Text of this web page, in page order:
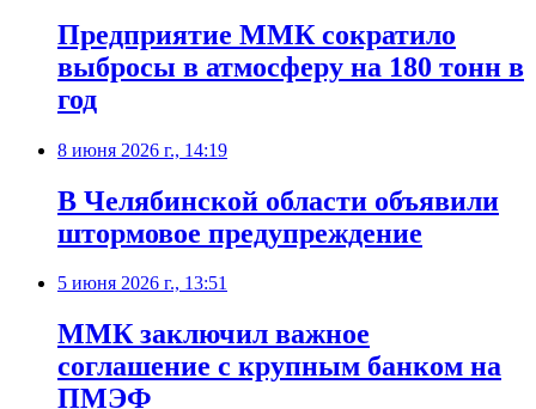
Предприятие ММК сократило
выбросы в атмосферу на 180 тонн в
год
8 июня 2026 г., 14:19
В Челябинской области объявили
штормовое предупреждение
5 июня 2026 г., 13:51
ММК заключил важное
соглашение с крупным банком на
ПМЭФ